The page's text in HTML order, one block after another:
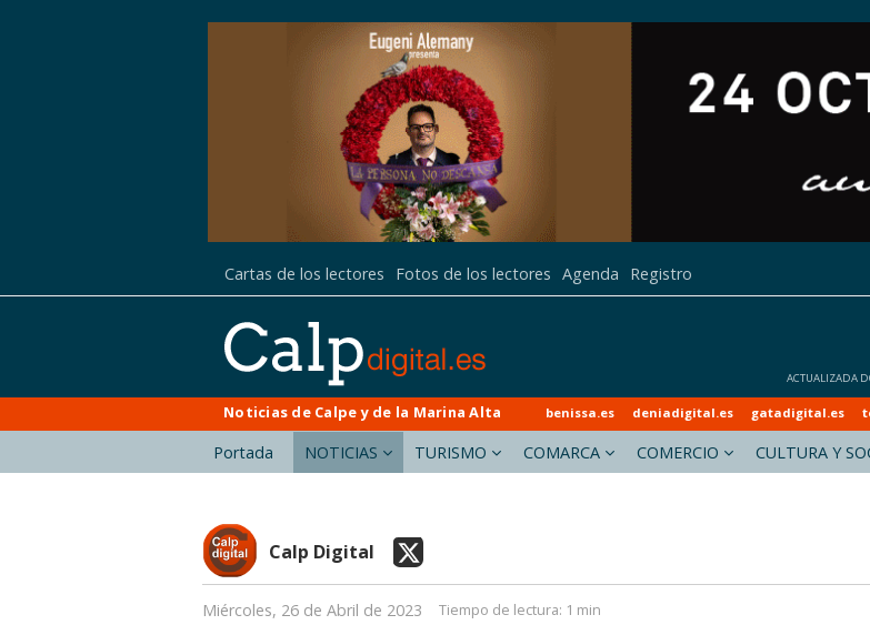
Cartas de los lectores Fotos de los lectores Agenda Registro
ACTUALIZADA
Noticias de Calpe y de la Marina Alta benissa.es deniadigital.es gatadigital.es
Portada NOTICIAS TURISMO COMARCA COMERCIO CULTURA Y
Calp Digital
Miércoles, 26 de Abril de 2023 Tiempo de lectura: 1 min